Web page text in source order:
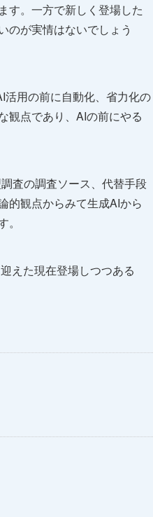
す。一方で新しく登場した
のが実情はないでしょう
用の前に自動化、省力化の
観点であり、AIの前にやる
査の調査ソース、代替手段
的観点からみて生成AIから
えた現在登場しつつある